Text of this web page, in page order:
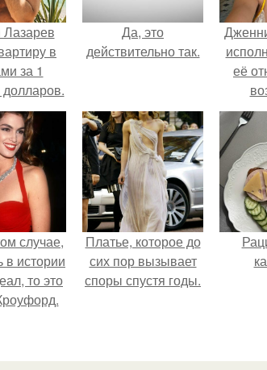
в
за 1
Да, это
действительно так.
её
случае,
в истории
то это
Платье, которое до
сих пор вызывает
споры спустя годы.